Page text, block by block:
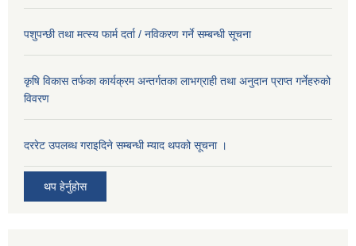
पशुपन्छी तथा मत्स्य फार्म दर्ता / नविकरण गर्ने सम्बन्धी सूचना
कृषि विकास तर्फका कार्यक्रम अन्तर्गतका लाभग्राही तथा अनुदान प्राप्त गर्नेहरुको
विवरण
दररेट उपलब्ध गराइदिने सम्बन्धी म्याद थपको सूचना ।
थप हेर्नुहोस